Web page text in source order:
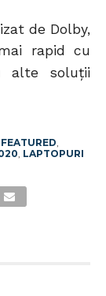
de Dolby,
rapid cu
alte soluții
FEATURED,
, LAPTOPURI